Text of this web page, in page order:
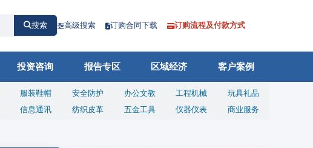
搜索 高级搜索 订购合同下载 订购流程及付款方式
投资咨询 报告专区 区域经济 客户案例
服装鞋帽 安全防护 办公文教 工程机械
玩具礼品
信息通讯 纺织皮革 五金工具 仪器仪表 商业服务